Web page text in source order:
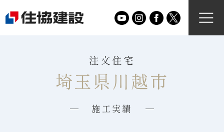
注文住宅
埼玉県川越市
施工実績